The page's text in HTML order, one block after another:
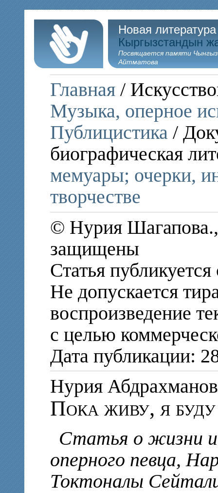
Новая
Кыргызстандын
Посвящается памяти
Айтматова
Главная /
Музыка, оперное
Публицистика /
биографическая
мемуары; очерки,
творчестве
© Нурия
защищены
Статья
Не допускается
воспроизведение
с целью
Дата публикации:
Нурия
Пока живу, я буду
Статья о жизни и
оперного певца,
Токтоналы